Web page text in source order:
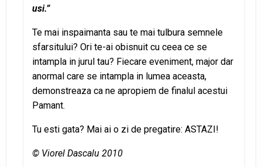
usi.”
Te mai inspaimanta sau te mai tulbura semnele
sfarsitului? Ori te-ai obisnuit cu ceea ce se
intampla in jurul tau? Fiecare eveniment, major dar
anormal care se intampla in lumea aceasta,
demonstreaza ca ne apropiem de finalul acestui
Pamant.
Tu esti gata? Mai ai o zi de pregatire: ASTAZI!
© Viorel Dascalu 2010